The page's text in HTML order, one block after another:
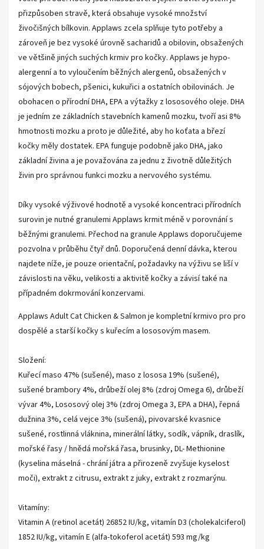
přizpůsoben stravě, která obsahuje vysoké množství
živočišných bílkovin. Applaws zcela splňuje tyto potřeby a
zároveň je bez vysoké úrovně sacharidů a obilovin, obsažených
ve většině jiných suchých krmiv pro kočky. Applaws je hypo-
alergenní a to vyloučením běžných alergenů, obsažených v
sójových bobech, pšenici, kukuřici a ostatních obilovinách. Je
obohacen o přírodní DHA, EPA a výtažky z lososového oleje. DHA
je jedním ze základních stavebních kamenů mozku, tvoří asi 8%
hmotnosti mozku a proto je důležité, aby ho koťata a březí
kočky měly dostatek. EPA funguje podobně jako DHA, jako
základní živina a je považována za jednu z životně důležitých
živin pro správnou funkci mozku a nervového systému.
Díky vysoké výživové hodnotě a vysoké koncentraci přírodních
surovin je nutné granulemi Applaws krmit méně v porovnání s
běžnými granulemi. Přechod na granule Applaws doporučujeme
pozvolna v průběhu čtyř dnů. Doporučená denní dávka, kterou
najdete níže, je pouze orientační, požadavky na výživu se liší v
závislosti na věku, velikosti a aktivitě kočky a závisí také na
případném dokrmování konzervami.
Applaws Adult Cat Chicken & Salmon je kompletní krmivo pro pro
dospělé a starší kočky s kuřecím a lososovým masem.
Složení:
Kuřecí maso 47% (sušené), maso z lososa 19% (sušené),
sušené brambory 4%, drůbeží olej 8% (zdroj Omega 6), drůbeží
vývar 4%, Lososový olej 3% (zdroj Omega 3, EPA a DHA), řepná
dužnina 3%, celá vejce 3% (sušená), pivovarské kvasnice
sušené, rostlinná vláknina, minerální látky, sodík, vápník, draslík,
mořské řasy / hnědá mořská řasa, brusinky, DL- Methionine
(kyselina máselná - chrání játra a přirozeně zvyšuje kyselost
moči), extrakt z citrusu, extrakt z juky, extrakt z rozmarýnu.
Vitamíny:
Vitamin A (retinol acetát) 26852 IU/kg, vitamín D3 (cholekalciferol)
1852 IU/kg, vitamín E (alfa-tokoferol acetát) 593 mg/kg